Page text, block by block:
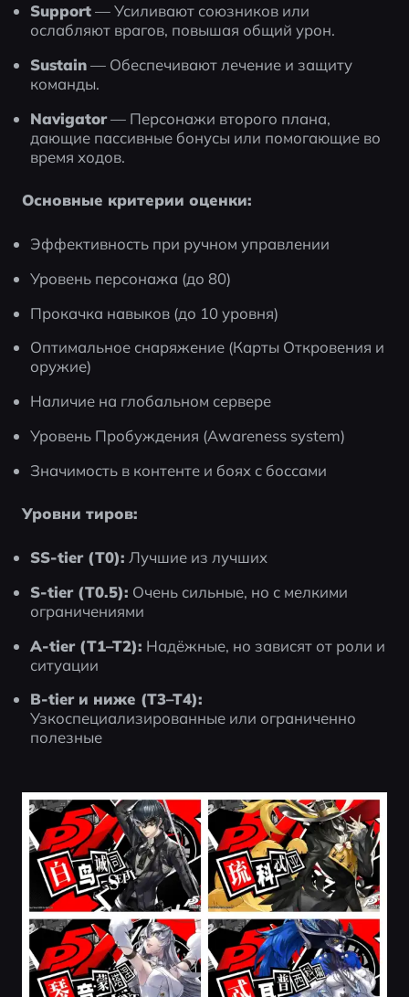
Support — Усиливают союзников или
ослабляют врагов, повышая общий урон.
Sustain — Обеспечивают лечение и защиту
команды.
Navigator — Персонажи второго плана,
дающие пассивные бонусы или помогающие во
время ходов.
Основные критерии оценки:
Эффективность при ручном управлении
Уровень персонажа (до 80)
Прокачка навыков (до 10 уровня)
Оптимальное снаряжение (Карты Откровения и
оружие)
Наличие на глобальном сервере
Уровень Пробуждения (Awareness system)
Значимость в контенте и боях с боссами
Уровни тиров:
SS-tier (T0): Лучшие из лучших
S-tier (T0.5): Очень сильные, но с мелкими
ограничениями
A-tier (T1–T2): Надёжные, но зависят от роли и
ситуации
B-tier и ниже (T3–T4):
Узкоспециализированные или ограниченно
полезные